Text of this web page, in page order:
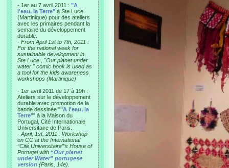
- 1er au 7 avril 2011 : "A
l'eau, la Terre" à Ste Luce
(Martinique) pour des ateliers
avec les primaires pendant la
semaine du développement
durable.
- From April 1st to 7th, 2011 :
For the national week for
sustainable development in
Ste Luce , "Our planet under
water " comic book is used as
a tool for the kids awareness
workshops (Martinique)
- 1er avril 2011 de 17 à 19h :
Ateliers sur le développement
durable avec promotion de la
bande dessinée ""A l'eau, la
Terre"" à la Maison du
Portugal, Cité Internationale
Universitaire de Paris.
- April, 1st, 2011 : Workshop
on CC at the International
“Cité Universitaire”’s House of
Portugal with “Our planet
under Water” portugese
version (Paris, 14e).